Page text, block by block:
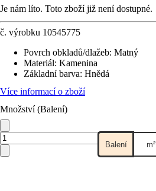
Je nám líto. Toto zboží již není dostupné.
č. výrobku 10545775
Povrch obkladů/dlažeb: Matný
Materiál: Kamenina
Základní barva: Hnědá
Více informací o zboží
Množství (Balení)
Balení m²